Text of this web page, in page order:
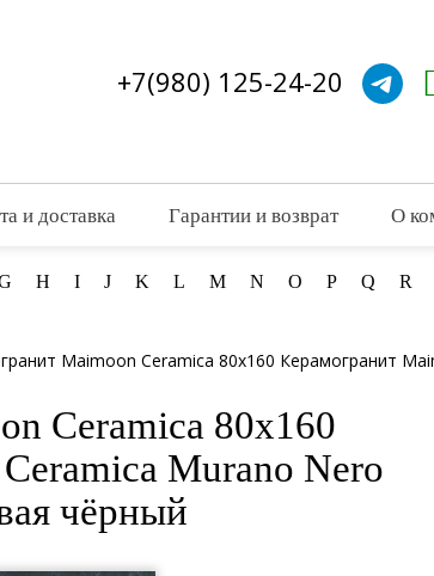
+7(980) 125-24-20
и доставка Гарантии и возврат О
H I J K L M N O P Q R
Maimoon Ceramica 80x160 Керамогранит
Ceramica 80x160
Murano Nero
чёрный